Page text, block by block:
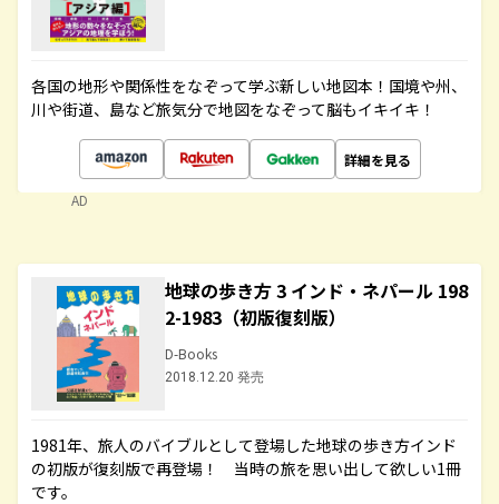
各国の地形や関係性をなぞって学ぶ新しい地図本！国境や州、
川や街道、島など旅気分で地図をなぞって脳もイキイキ！
詳細を見る
AD
地球の歩き方 3 インド・ネパール 198
2-1983（初版復刻版）
D-Books
2018.12.20 発売
1981年、旅人のバイブルとして登場した地球の歩き方インド
の初版が復刻版で再登場！ 当時の旅を思い出して欲しい1冊
です。